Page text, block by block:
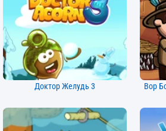
Доктор Желудь 3 Вор